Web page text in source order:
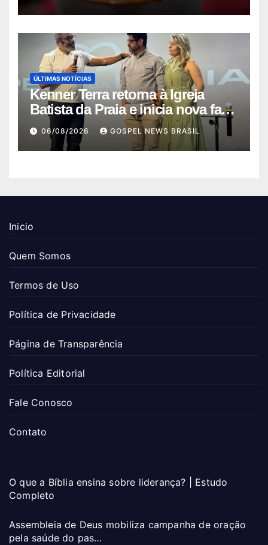
ÚLTIMAS NOTÍCIAS
Kenner Terra retorna à Igreja
Batista da Praia e inicia nova fase
…06/08/2026 GOSPEL NEWS BRASIL
Inicio
Quem Somos
Termos de Uso
Política de Privacidade
Página de Transparência
Política Editorial
Fale Conosco
Contato
O que a Bíblia ensina sobre liderança? | Estudo
Completo
Assembleia de Deus mobiliza campanha de oração
pela saúde do pas…